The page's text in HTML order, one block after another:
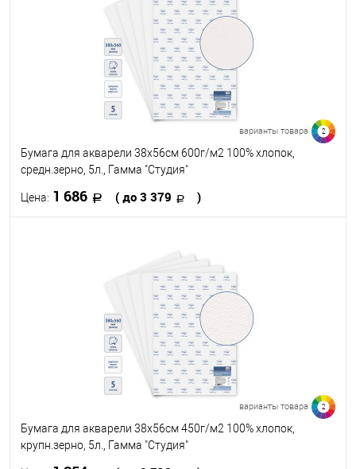
В наличии
варианты товара 2
Бумага для акварели 38х56см 600г/м2 100% хлопок,
средн.зерно, 5л., Гамма "Студия"
Цена: 1 686 ( до 3 379 )
В наличии
56 х 76
варианты товара 2
Бумага для акварели 38х56см 450г/м2 100% хлопок,
крупн.зерно, 5л., Гамма "Студия"